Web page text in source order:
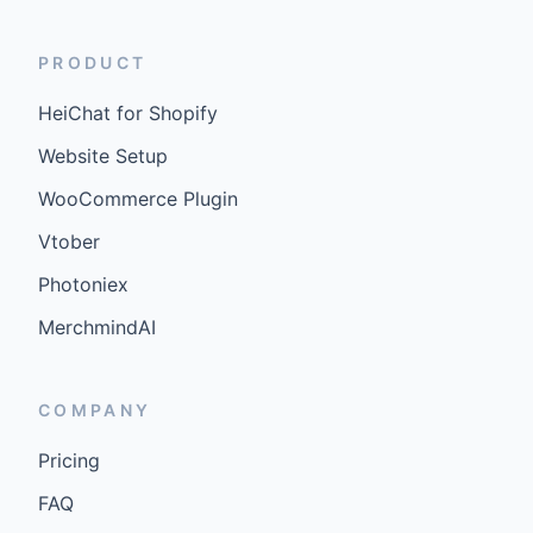
PRODUCT
HeiChat for Shopify
Website Setup
WooCommerce Plugin
Vtober
Photoniex
MerchmindAI
COMPANY
Pricing
FAQ